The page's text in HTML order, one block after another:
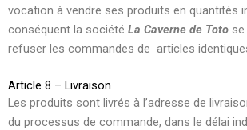
vocation à vendre ses produits en quantités
conséquent la société La Caverne de Toto
refuser les commandes de articles
Article 8 – Livraison
Les produits sont livrés à l’adresse de
du processus de commande, dans le délai